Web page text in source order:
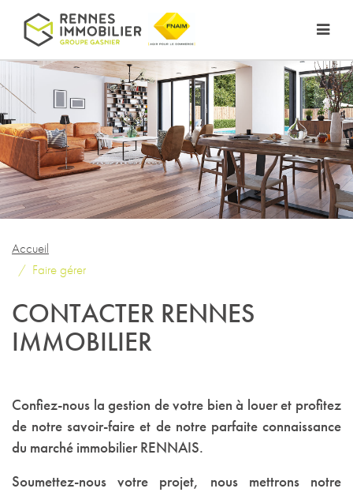
Accueil
Faire gérer
CONTACTER RENNES
IMMOBILIER
Confiez-nous la gestion de votre bien à louer et profitez
de notre savoir-faire et de notre parfaite connaissance
du marché immobilier RENNAIS.
Soumettez-nous votre projet, nous mettrons notre